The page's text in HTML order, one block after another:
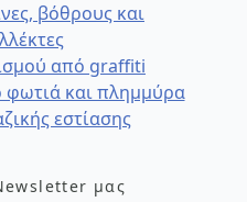
βόθρους και
από graffiti
φωτιά και πλημμύρα
εστίασης
μας